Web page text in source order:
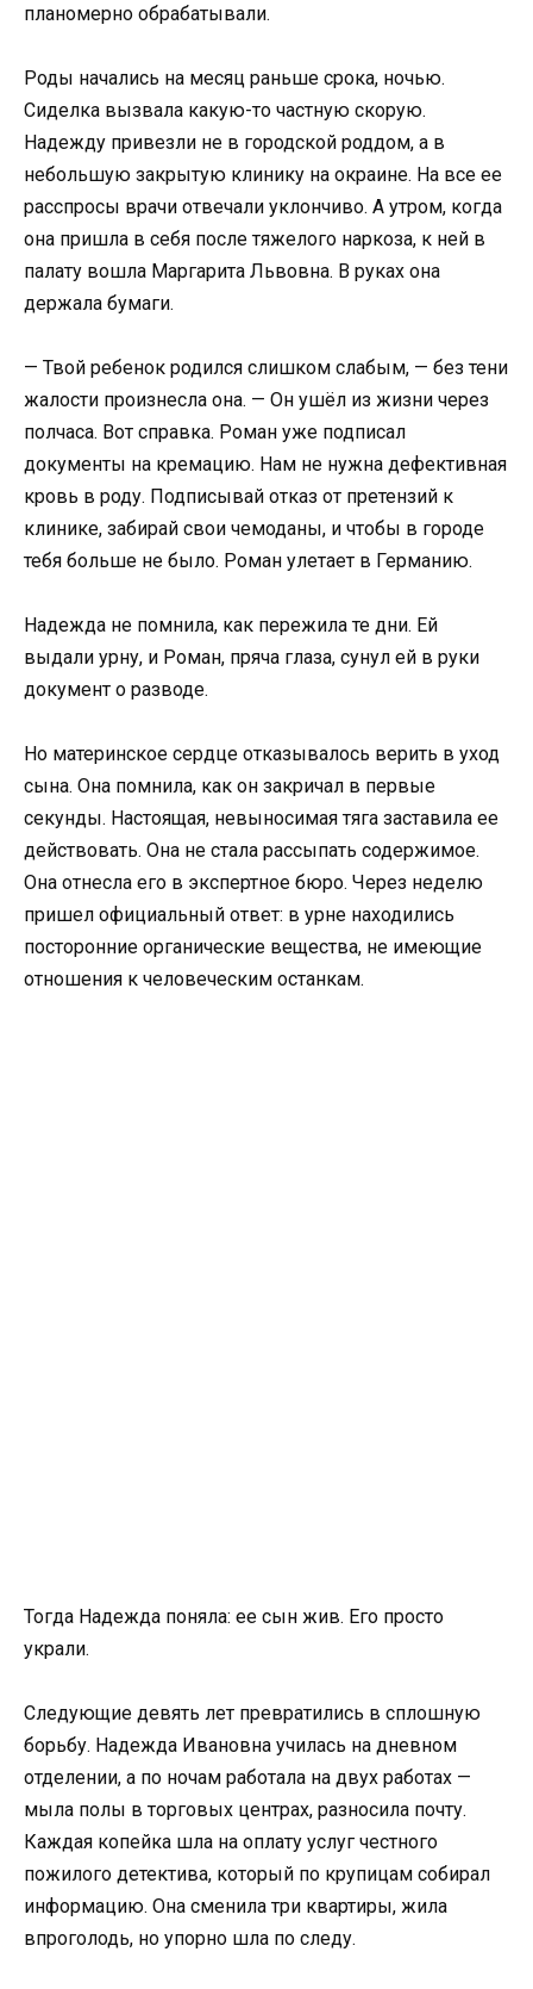
планомерно обрабатывали.
Роды начались на месяц раньше срока, ночью.
Сиделка вызвала какую-то частную скорую.
Надежду привезли не в городской роддом, а в
небольшую закрытую клинику на окраине. На все ее
расспросы врачи отвечали уклончиво. А утром, когда
она пришла в себя после тяжелого наркоза, к ней в
палату вошла Маргарита Львовна. В руках она
держала бумаги.
— Твой ребенок родился слишком слабым, — без тени
жалости произнесла она. — Он ушёл из жизни через
полчаса. Вот справка. Роман уже подписал
документы на кремацию. Нам не нужна дефективная
кровь в роду. Подписывай отказ от претензий к
клинике, забирай свои чемоданы, и чтобы в городе
тебя больше не было. Роман улетает в Германию.
Надежда не помнила, как пережила те дни. Ей
выдали урну, и Роман, пряча глаза, сунул ей в руки
документ о разводе.
Но материнское сердце отказывалось верить в уход
сына. Она помнила, как он закричал в первые
секунды. Настоящая, невыносимая тяга заставила ее
действовать. Она не стала рассыпать содержимое.
Она отнесла его в экспертное бюро. Через неделю
пришел официальный ответ: в урне находились
посторонние органические вещества, не имеющие
отношения к человеческим останкам.
Тогда Надежда поняла: ее сын жив. Его просто
украли.
Следующие девять лет превратились в сплошную
борьбу. Надежда Ивановна училась на дневном
отделении, а по ночам работала на двух работах —
мыла полы в торговых центрах, разносила почту.
Каждая копейка шла на оплату услуг честного
пожилого детектива, который по крупицам собирал
информацию. Она сменила три квартиры, жила
впроголодь, но упорно шла по следу.